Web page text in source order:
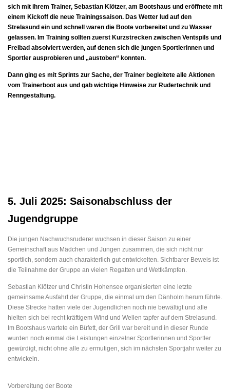
sich mit ihrem Trainer, Sebastian Klötzer, am Bootshaus und eröffnete mit
einem Kickoff die neue Trainingssaison. Das Wetter lud auf den
Strelasund ein und schnell waren die Boote vorbereitet und zu Wasser
gelassen. Im Training sollten zuerst Kurzstrecken zwischen Ventspils und
Freibad absolviert werden, auf denen sich die jungen Sportlerinnen und
Sportler ausprobieren und „austoben“ konnten.
Dann ging es mit Sprints zur Sache, der Trainer begleitete alle Aktionen
vom Trainerboot aus und gab wichtige Hinweise zur Rudertechnik und
Renngestaltung.
5. Juli 2025: Saisonabschluss der
Jugendgruppe
Die jungen Nachwuchsruderer wuchsen in dieser Saison zu einer
Gemeinschaft aus Mädchen und Jungen zusammen, die sich nicht nur
sportlich, sondern auch charakterlich gut entwickelten. Sichtbarer Beweis ist
die Teilnahme der Gruppe an vielen Regatten und Wettkämpfen.
Sebastian Klötzer und Christin Hohensee organisierten eine letzte
gemeinsame Ausfahrt der Gruppe, die einmal um den Dänholm herum führte.
Diese Strecke hatten viele der Jugendlichen noch nie bewältigt und alle
hielten sich bei recht kräftigem Wind und Wellen tapfer auf dem Strelasund.
Im Bootshaus wartete ein Büfett, der Grill war bereit und in dieser Runde
wurden noch einmal die Leistungen einzelner Sportlerinnen und Sportler
gewürdigt, nicht ohne alle zu ermutigen, sich im nächsten Sportjahr weiter zu
entwickeln.
Vorbereitung der Boote